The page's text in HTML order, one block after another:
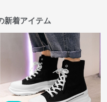
新着アイテム